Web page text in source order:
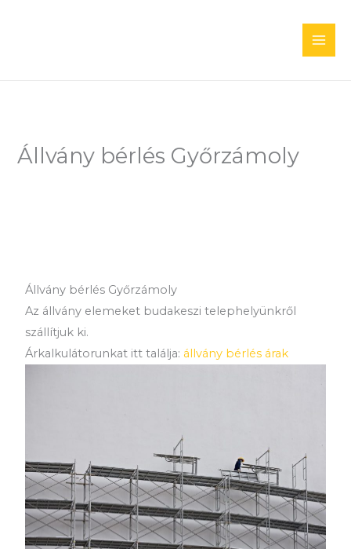
Állvány bérlés Győrzámoly
Állvány bérlés Győrzámoly
Az állvány elemeket budakeszi telephelyünkről
szállítjuk ki.
Árkalkulátorunkat itt találja: állvány bérlés árak